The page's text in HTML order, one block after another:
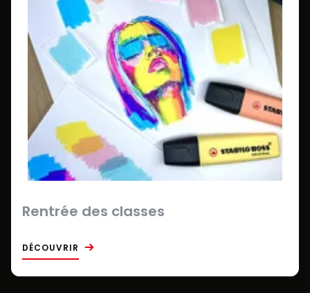
Rentrée des classes
DÉCOUVRIR